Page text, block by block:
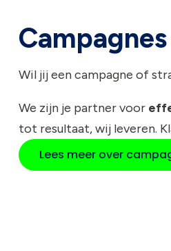
Wil jij een campagne of
We zijn je partner voor
tot resultaat, wij leveren.
Lees meer over